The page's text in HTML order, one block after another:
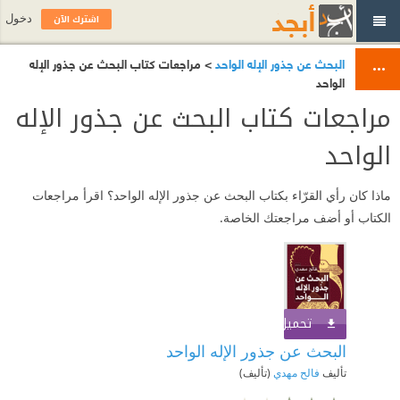
البحث عن جذور الإله الواحد> مراجعات كتاب البحث عن جذور الإله
الواحد
مراجعات كتاب البحث عن جذور الإله
الواحد
ماذا كان رأي القرّاء بكتاب البحث عن جذور الإله الواحد؟ اقرأ مراجعات
الكتاب أو أضف مراجعتك الخاصة.
تحميل الكتاب
البحث عن جذور الإله الواحد
تأليف فالح مهدي (تأليف)
اشترك الآن دخول